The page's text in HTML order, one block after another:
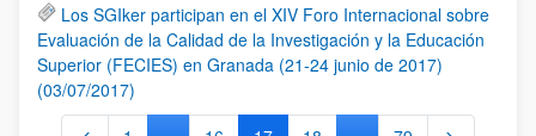
Los SGIker participan en el XIV Foro Internacional sobre
Evaluación de la Calidad de la Investigación y la Educación
Superior (FECIES) en Granada (21-24 junio de 2017)
(03/07/2017)